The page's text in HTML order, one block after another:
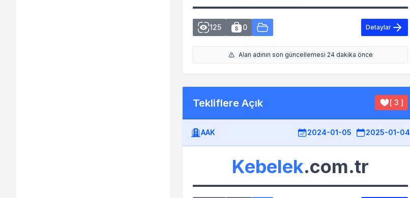
125 0 Detaylar
Alan adının son güncellemesi 24 dakika önce
Tekliflere Açık [ 3 ]
AAK 2024-01-05 2025-01-04
Kebelek.com.tr